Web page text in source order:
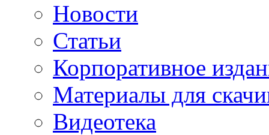
Новости
Статьи
Корпоративное
Материалы для
Видеотека